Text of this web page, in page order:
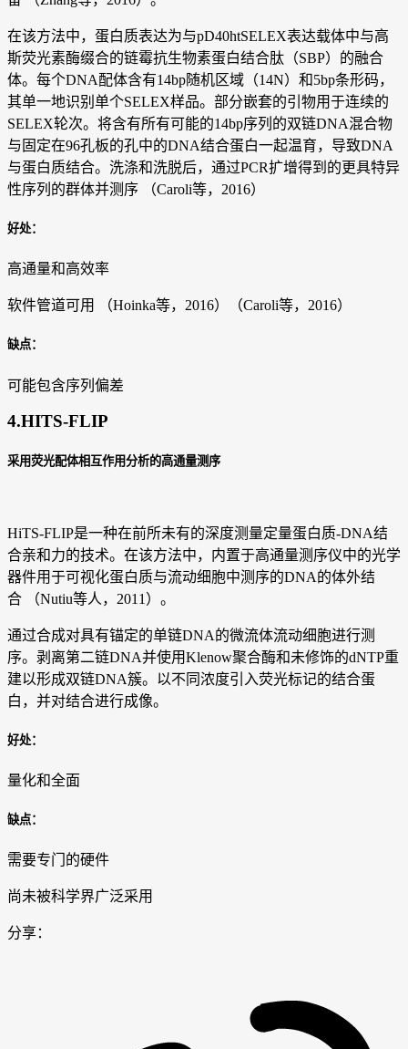
在该方法中，蛋白质表达为与pD40htSELEX表达载体中与高
斯荧光素酶缀合的链霉抗生物素蛋白结合肽（SBP）的融合
体。每个DNA配体含有14bp随机区域（14N）和5bp条形码，
其单一地识别单个SELEX样品。部分嵌套的引物用于连续的
SELEX轮次。将含有所有可能的14bp序列的双链DNA混合物
与固定在96孔板的孔中的DNA结合蛋白一起温育，导致DNA
与蛋白质结合。洗涤和洗脱后，通过PCR扩增得到的更具特异
性序列的群体并测序 （Caroli等，2016）
好处：
高通量和高效率
软件管道可用 （Hoinka等，2016）（Caroli等，2016）
缺点：
可能包含序列偏差
4.HITS-FLIP
采用荧光配体相互作用分析的高通量测序
HiTS-FLIP是一种在前所未有的深度测量定量蛋白质-DNA结
合亲和力的技术。在该方法中，内置于高通量测序仪中的光学
器件用于可视化蛋白质与流动细胞中测序的DNA的体外结
合 （Nutiu等人，2011）。
通过合成对具有锚定的单链DNA的微流体流动细胞进行测
序。剥离第二链DNA并使用Klenow聚合酶和未修饰的dNTP重
建以形成双链DNA簇。以不同浓度引入荧光标记的结合蛋
白，并对结合进行成像。
好处：
量化和全面
缺点：
需要专门的硬件
尚未被科学界广泛采用
分享：